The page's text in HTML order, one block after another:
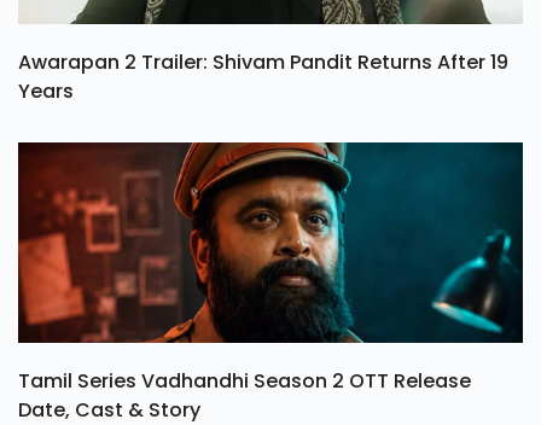
Awarapan 2 Trailer: Shivam Pandit Returns After 19
Years
Tamil Series Vadhandhi Season 2 OTT Release
Date, Cast & Story